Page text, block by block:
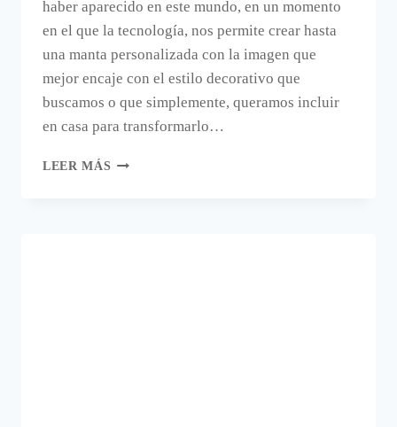
haber aparecido en este mundo, en un momento
en el que la tecnología, nos permite crear hasta
una manta personalizada con la imagen que
mejor encaje con el estilo decorativo que
buscamos o que simplemente, queramos incluir
en casa para transformarlo…
LEER MÁS MI